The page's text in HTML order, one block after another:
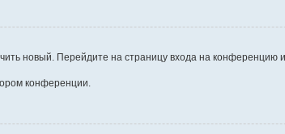
новый. Перейдите на страницу входа на конференцию
конференции.